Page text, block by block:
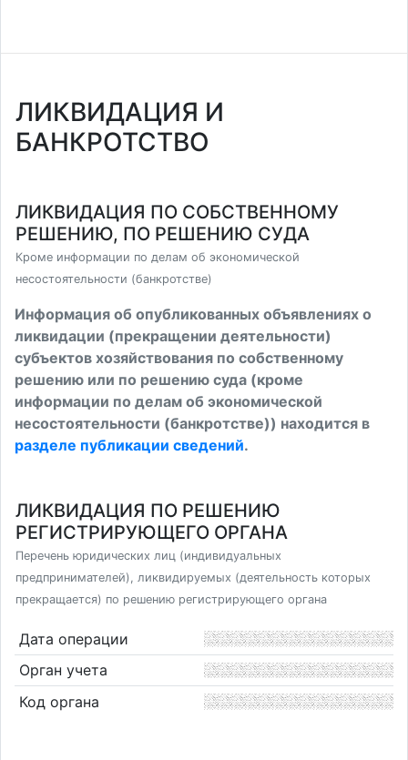
ЛИКВИДАЦИЯ И
БАНКРОТСТВО
ЛИКВИДАЦИЯ ПО СОБСТВЕННОМУ
РЕШЕНИЮ, ПО РЕШЕНИЮ СУДА
Кроме информации по делам об экономической
несостоятельности (банкротстве)
Информация об опубликованных объявлениях о
ликвидации (прекращении деятельности)
субъектов хозяйствования по собственному
решению или по решению суда (кроме
информации по делам об экономической
несостоятельности (банкротстве)) находится в
разделе публикации сведений.
ЛИКВИДАЦИЯ ПО РЕШЕНИЮ
РЕГИСТРИРУЮЩЕГО ОРГАНА
Перечень юридических лиц (индивидуальных
предпринимателей), ликвидируемых (деятельность которых
прекращается) по решению регистрирующего органа
Дата операции
Орган учета
Код органа